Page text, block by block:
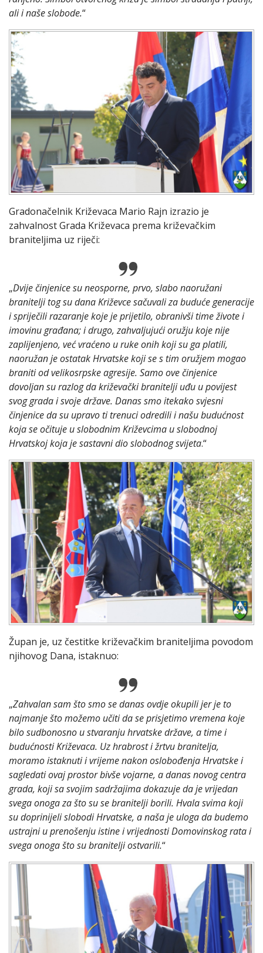
ali i naše slobode.“
Gradonačelnik Križevaca Mario Rajn izrazio je
zahvalnost Grada Križevaca prema križevačkim
braniteljima uz riječi:
„Dvije činjenice su neosporne, prvo, slabo naoružani
branitelji tog su dana Križevce sačuvali za buduće generacije
i spriječili razaranje koje je prijetilo, obranivši time živote i
imovinu građana; i drugo, zahvaljujući oružju koje nije
zaplijenjeno, već vraćeno u ruke onih koji su ga platili,
naoružan je ostatak Hrvatske koji se s tim oružjem mogao
braniti od velikosrpske agresije. Samo ove činjenice
dovoljan su razlog da križevački branitelji uđu u povijest
svog grada i svoje države. Danas smo itekako svjesni
činjenice da su upravo ti trenuci odredili i našu budućnost
koja se očituje u slobodnim Križevcima u slobodnoj
Hrvatskoj koja je sastavni dio slobodnog svijeta.“
Župan je, uz čestitke križevačkim braniteljima povodom
njihovog Dana, istaknuo:
„Zahvalan sam što smo se danas ovdje okupili jer je to
najmanje što možemo učiti da se prisjetimo vremena koje
bilo sudbonosno u stvaranju hrvatske države, a time i
budućnosti Križevaca. Uz hrabrost i žrtvu branitelja,
moramo istaknuti i vrijeme nakon oslobođenja Hrvatske i
sagledati ovaj prostor bivše vojarne, a danas novog centra
grada, koji sa svojim sadržajima dokazuje da je vrijedan
svega onoga za što su se branitelji borili. Hvala svima koji
su doprinijeli slobodi Hrvatske, a naša je uloga da budemo
ustrajni u prenošenju istine i vrijednosti Domovinskog rata i
svega onoga što su branitelji ostvarili.“